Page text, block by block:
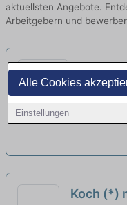
Alle Cookies
Einstellungen
aktuellsten Angebote.
Arbeitgebern und
(m/w/
rehamed
Koch (*)